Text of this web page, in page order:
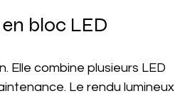
bloc LED
Elle combine plusieurs LED
Le rendu lumineux